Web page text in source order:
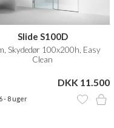
Slide S100D
Skydedør 100x200h, Easy
Clean
DKK 11.500
- 8 uger